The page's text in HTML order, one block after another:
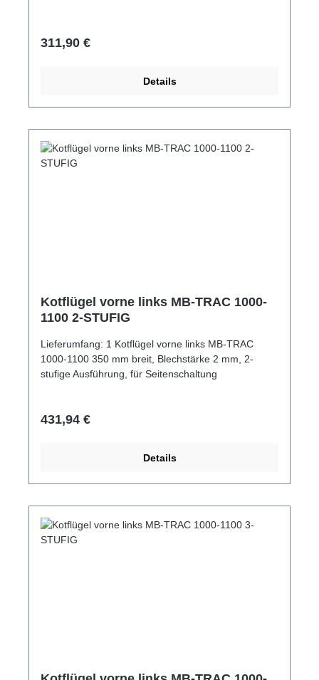
Regulärer Preis:
311,90 €
Details
Kotflügel vorne links MB-TRAC 1000-
1100 2-STUFIG
Lieferumfang: 1 Kotflügel vorne links MB-TRAC
1000-1100 350 mm breit, Blechstärke 2 mm, 2-
stufige Ausführung, für Seitenschaltung
Regulärer Preis:
431,94 €
Details